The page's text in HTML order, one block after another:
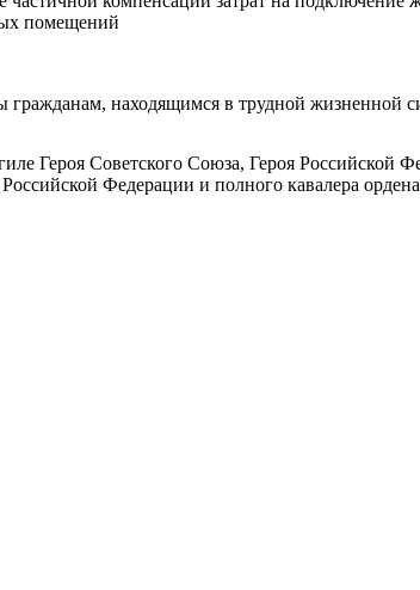
помещений
находящимся в трудной жизненной
Героя Советского Союза, Героя Российской
Федерации и полного кавалера